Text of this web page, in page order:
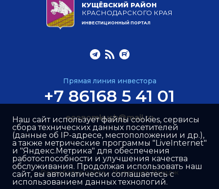
КУЩЁВСКИЙ РАЙОН
КРАСНОДАРСКОГО КРАЯ
ИНВЕСТИЦИОННЫЙ ПОРТАЛ
Прямая линия инвестора
+7 86168 5 41 01
economkush@mail.ru
Разработка сайта –Интернет-Имидж
Наш сайт использует файлы cookies, сервисы
сбора технических данных посетителей
(данные об IP-адресе, местоположении и др.),
а также метрические программы "LiveInternet"
и "Яндекс.Метрика" для обеспечения
работоспособности и улучшения качества
обслуживания. Продолжая использовать наш
сайт, вы автоматически соглашаетесь с
использованием данных технологий.